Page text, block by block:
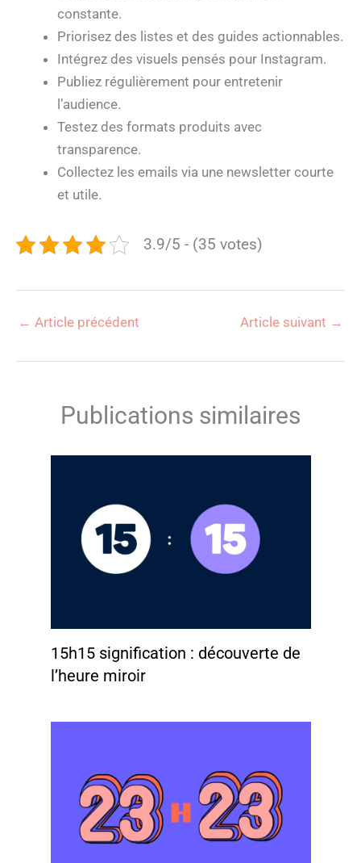
constante.
Priorisez des listes et des guides actionnables.
Intégrez des visuels pensés pour Instagram.
Publiez régulièrement pour entretenir
l’audience.
Testez des formats produits avec
transparence.
Collectez les emails via une newsletter courte
et utile.
3.9/5 - (35 votes)
← Article précédent Article suivant →
Publications similaires
15h15 signification : découverte de
l’heure miroir